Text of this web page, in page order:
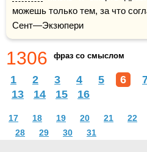
можешь только тем, за что
Сент—Экзюпери
1306 фраз со смыслом
1 2 3 4 5 6
13
14 15 16
17 18 19 20 21 22
28
29 30 31